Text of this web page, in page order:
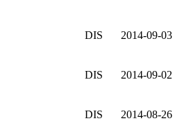
DIS 2014-09-03
DIS 2014-09-02
DIS 2014-08-26